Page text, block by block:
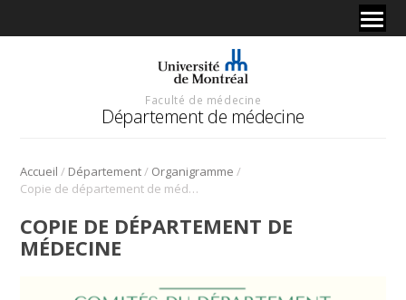
Faculté de médecine
Département de médecine
Accueil / Département/ Organigramme /
Copie de département de médecine
COPIE DE DÉPARTEMENT DE
MÉDECINE